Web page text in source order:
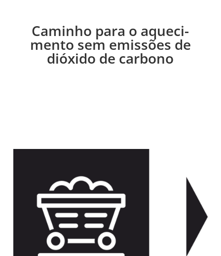
Caminho para o aque­ci­
mento sem emis­sões de
dióxido de carbono